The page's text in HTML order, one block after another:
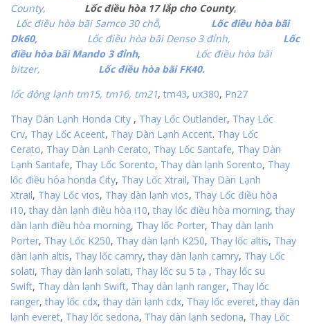
County,
Lốc điều hòa 17 lắp cho County,
Lốc điều hòa bãi Samco 30 chỗ,
Lốc điều hòa bãi
Dk60,
Lốc điều hòa bãi Denso 3 đỉnh,
Lốc
điều hòa bãi Mando 3 đỉnh, Lốc điều hòa bãi
bitzer,
Lốc điều hòa bãi FK40.
lốc đông lạnh tm15, tm16, tm21, tm43, ux380, Pn27
Thay Dàn Lạnh Honda City , Thay Lốc Outlander, Thay Lốc
Crv, Thay Lốc Aceent, Thay Dàn Lạnh Accent. Thay Lốc
Cerato, Thay Dàn Lạnh Cerato, Thay Lốc Santafe, Thay Dàn
Lạnh Santafe, Thay Lốc Sorento, Thay dàn lạnh Sorento, Thay
lốc điều hòa honda City, Thay Lốc Xtrail, Thay Dàn Lạnh
Xtrail, Thay Lốc vios, Thay dàn lạnh vios, Thay Lốc điều hòa
i10, thay dàn lạnh điều hòa i10, thay lốc điều hòa morning, thay
dàn lạnh điều hòa morning, Thay lốc Porter, Thay dàn lạnh
Porter, Thay Lốc K250, Thay dàn lạnh K250, Thay lốc altis, Thay
dàn lạnh altis, Thay lốc camry, thay dàn lạnh camry, Thay Lốc
solati, Thay dàn lạnh solati, Thay lốc su 5 tạ , Thay lốc su
Swift, Thay dàn lạnh Swift, Thay dàn lạnh ranger, Thay lốc
ranger, thay lốc cdx, thay dàn lạnh cdx, Thay lốc everet, thay dàn
lạnh everet, Thay lốc sedona, Thay dàn lạnh sedona, Thay Lốc